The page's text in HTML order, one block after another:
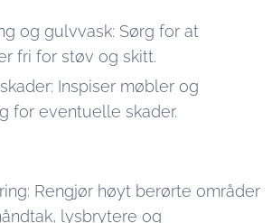
og gulvvask: Sørg for at
fri for støv og skitt.
Inspiser møbler og
for eventuelle skader.
Rengjør høyt berørte områder
lysbrytere og